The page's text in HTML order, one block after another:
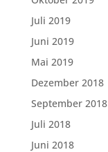
Juli 2019
Juni 2019
Mai 2019
Dezember 2018
September 2018
Juli 2018
Juni 2018